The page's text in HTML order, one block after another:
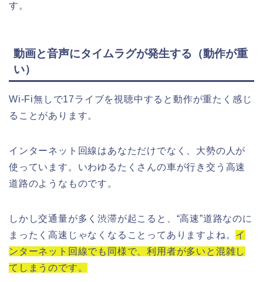
す。
動画と音声にタイムラグが発生する（動作が重
い）
Wi-Fi無しで17ライブを視聴中すると動作が重たく感じ
ることがあります。
インターネット回線はあなただけでなく、大勢の人が
使っています。いわゆるたくさんの車が行き交う高速
道路のようなものです。
しかし交通量が多く渋滞が起こると、“高速”道路なのに
まったく高速じゃなくなることってありますよね。 イ
ンターネット回線でも同様で、利用者が多いと混雑し
てしまうのです。